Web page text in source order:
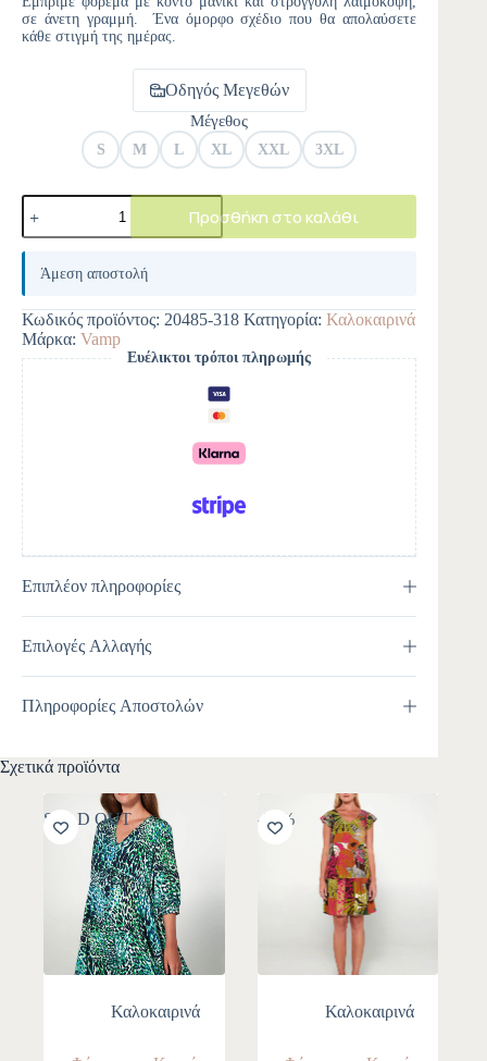
σε άνετη γραμμή. Ένα όμορφο σχέδιο που θα απολαύσετε
κάθε στιγμή της ημέρας.
Οδηγός Μεγεθών
Μέγεθος
S M L XL XXL 3XL
Προσθήκη στο καλάθι
A
e
r
n
a
t
i
v
e
:
Άμεση αποστολή
Κωδικός προϊόντος: 20485-318 Κατηγορία: Καλοκαιρινά
Μάρκα: Vamp
Ευέλικτοι τρόποι πληρωμής
Επιπλέον πληροφορίες
Επιλογές Αλλαγής
Πληροφορίες Αποστολών
Σχετικά προϊόντα
SOLD OUT
Καλοκαιρινά
-30%
Καλοκαιρινά